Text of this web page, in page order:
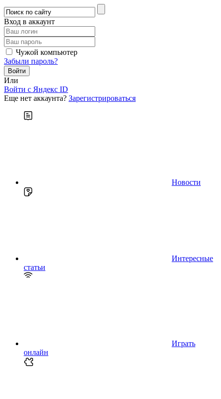
Вход в аккаунт
Чужой компьютер
Забыли пароль?
Или
Войти c Яндекс ID
Еще нет аккаунта? Зарегистрироваться
Новости
Интересные
статьи
Играть
онлайн